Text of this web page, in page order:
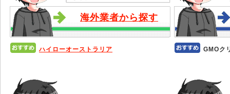
海外業者から探す
ハイローオーストラリア GMOク